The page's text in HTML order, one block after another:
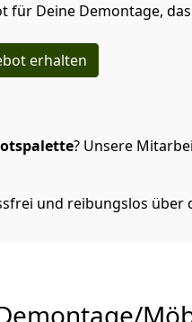
für Deine Demontage,
erhalten
? Unsere
und reibungslos über